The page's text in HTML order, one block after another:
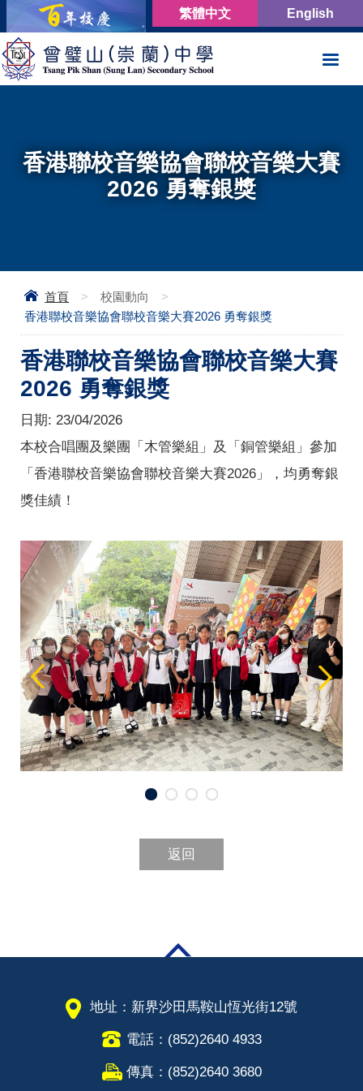
English
繁體中文
香港聯校音樂協會聯校音樂大賽
2026 勇奪銀獎
首頁 > 校園動向
>
香港聯校音樂協會聯校音樂大賽2026 勇奪銀獎
香港聯校音樂協會聯校音樂大賽
2026 勇奪銀獎
日期: 23/04/2026
本校合唱團及樂團「木管樂組」及「銅管樂組」參加
「香港聯校音樂協會聯校音樂大賽2026」，均勇奪銀
獎佳績！
返回
地址：新界沙田馬鞍山恆光街12號
電話：(852)2640 4933
傳真：(852)2640 3680